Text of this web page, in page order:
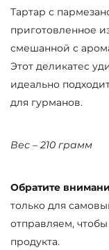
Тартар с
приготовленное
смешанной с
Этот деликатес
идеально
для гурманов.
Вес – 210 грамм
Обратите
только для
отправляем, чтобы
продукта.